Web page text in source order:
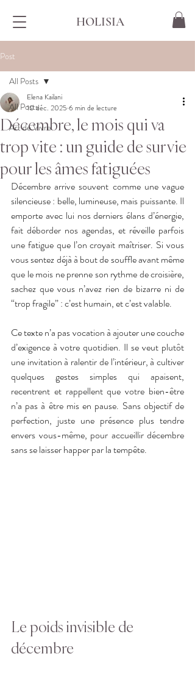
HOLISIA
Post
All Posts
Art de Vivre
All Posts
Décembre, le mois qui va
trop vite : un guide de survie
pour les âmes fatiguées
Elena Kailani
10 déc. 2025 6 min de lecture
Décembre arrive souvent comme une vague
silencieuse : belle, lumineuse, mais puissante. Il
emporte avec lui nos derniers élans d’énergie,
fait déborder nos agendas, et réveille parfois
une fatigue que l’on croyait maîtriser. Si vous
vous sentez déjà à bout de souffle avant même
que le mois ne prenne son rythme de croisière,
sachez que vous n’avez rien de bizarre ni de
“trop fragile” : c’est humain, et c’est valable.
Ce texte n’a pas vocation à ajouter une couche
d’exigence à votre quotidien. Il se veut plutôt
une invitation à ralentir de l’intérieur, à cultiver
quelques gestes simples qui apaisent,
recentrent et rappellent que votre bien-être
n’a pas à être mis en pause. Sans objectif de
perfection, juste une présence plus tendre
envers vous-même, pour accueillir décembre
sans se laisser happer par la tempête.
Le poids invisible de
décembre